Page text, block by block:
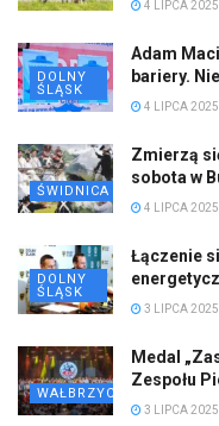
4 LIPCA 2025
DOLNY
ŚLĄSK
Adam
bariery.
4 LIPCA 2025
ŚWIDNICA
Zmierzą
sobota w
4 LIPCA 2025
DOLNY
ŚLĄSK
Łączenie
3 LIPCA 2025
WAŁBRZYCH
Medal
Zespołu
3 LIPCA 2025